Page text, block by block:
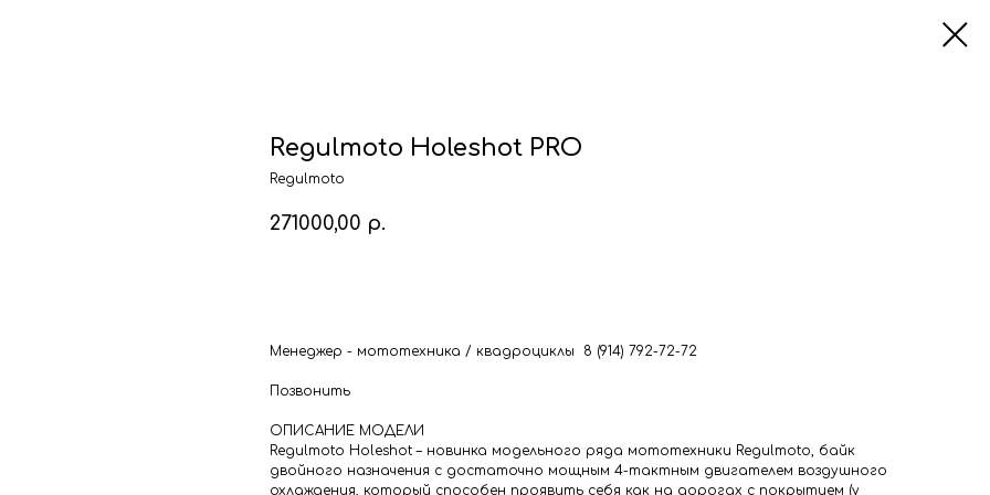
Regulmoto Holeshot PRO
Regulmoto
271000,00 р.
Менеджер - мототехника / квадроциклы 8 (914) 792-72-72
Позвонить
ОПИСАНИЕ МОДЕЛИ
Regulmoto Holeshot – новинка модельного ряда мототехники Regulmoto, байк
двойного назначения с достаточно мощным 4-тактным двигателем воздушного
охлаждения, который способен проявить себя как на дорогах с покрытием (у